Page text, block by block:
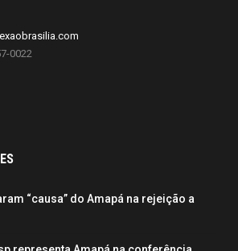
0022
“causa” do Amapá na rejeição a